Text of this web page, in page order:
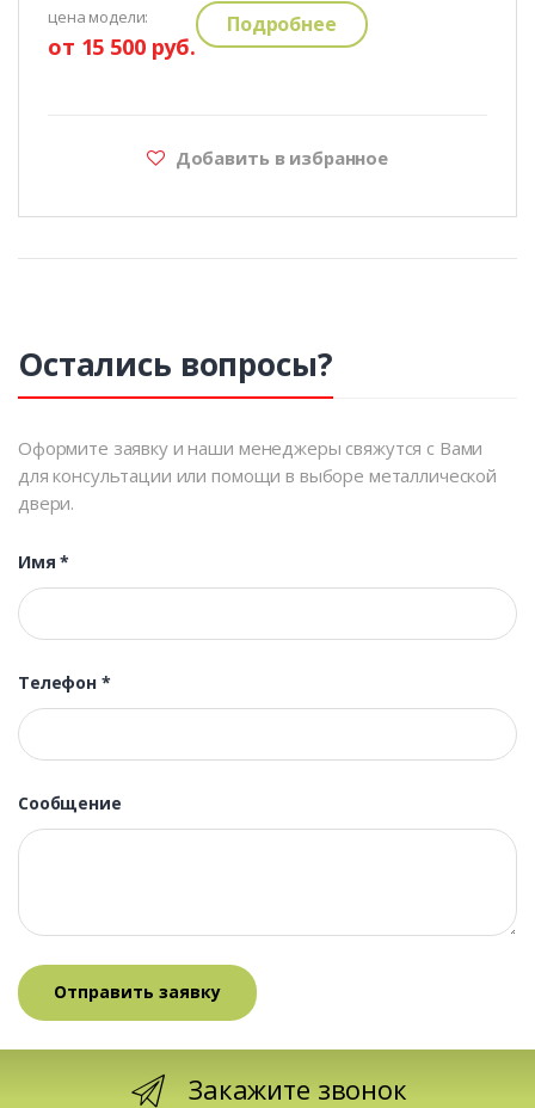
цена модели:
от 15 500 руб.
Подробнее
Добавить в избранное
Остались вопросы?
Оформите заявку и наши менеджеры свяжутся с Вами
для консультации или помощи в выборе металлической
двери.
Имя*
Телефон *
Сообщение
Закажите звонок